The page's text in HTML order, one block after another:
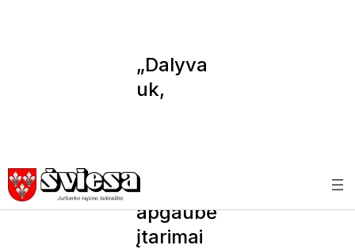
„Dalyva
uk,
idėjas
apgaubė
įtarimai